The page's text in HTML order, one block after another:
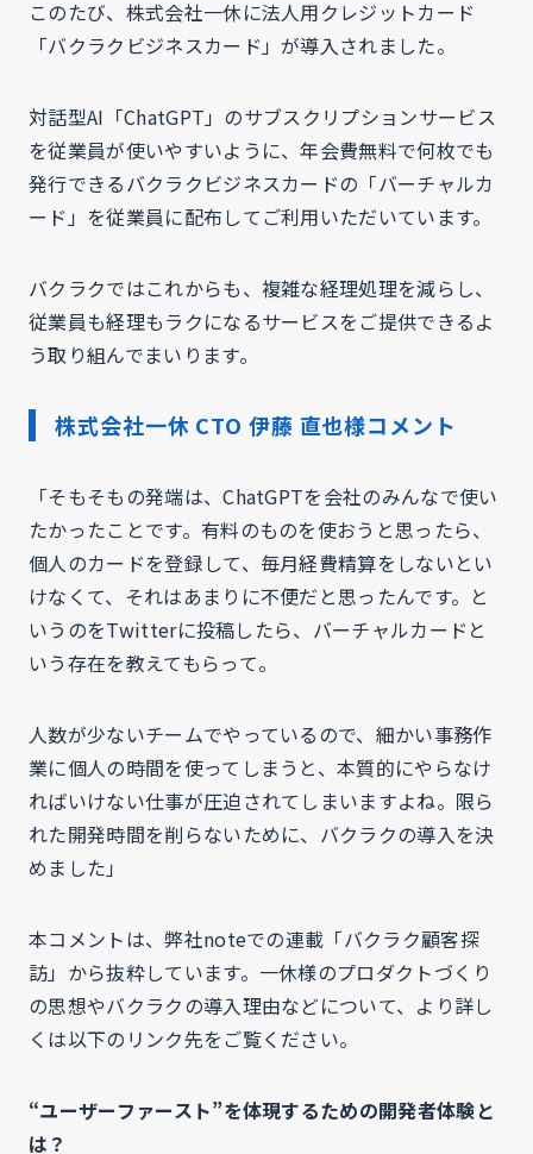
このたび、株式会社一休に法人用クレジットカード
「バクラクビジネスカード」が導入されました。
対話型AI「ChatGPT」のサブスクリプションサービス
を従業員が使いやすいように、年会費無料で何枚でも
発行できるバクラクビジネスカードの「バーチャルカ
ード」を従業員に配布してご利用いただいています。
バクラクではこれからも、複雑な経理処理を減らし、
従業員も経理もラクになるサービスをご提供できるよ
う取り組んでまいります。
株式会社一休 CTO 伊藤 直也様コメント
「そもそもの発端は、ChatGPTを会社のみんなで使い
たかったことです。有料のものを使おうと思ったら、
個人のカードを登録して、毎月経費精算をしないとい
けなくて、それはあまりに不便だと思ったんです。と
いうのをTwitterに投稿したら、バーチャルカードと
いう存在を教えてもらって。
人数が少ないチームでやっているので、細かい事務作
業に個人の時間を使ってしまうと、本質的にやらなけ
ればいけない仕事が圧迫されてしまいますよね。限ら
れた開発時間を削らないために、バクラクの導入を決
めました」
本コメントは、弊社noteでの連載「バクラク顧客探
訪」から抜粋しています。一休様のプロダクトづくり
の思想やバクラクの導入理由などについて、より詳し
くは以下のリンク先をご覧ください。
“ユーザーファースト”を体現するための開発者体験と
は？